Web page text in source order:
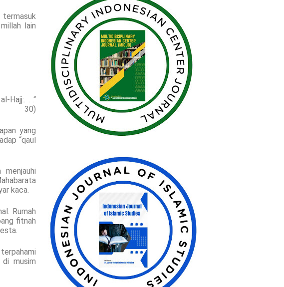
termasuk
lain
Hajj:
30)
yang
“qaul
menjauhi
kaca.
Rumah
fitnah
musim